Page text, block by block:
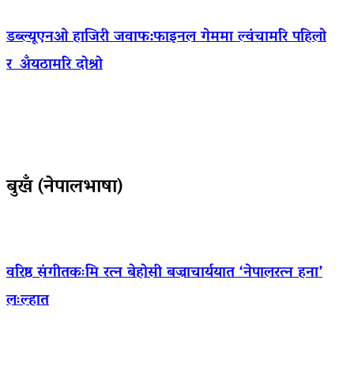
डब्ल्यूएनओ हाजिरी जवाफ:फाइनल गेममा ल्वंचामरि पहिलो
र अँयठामरि दोश्रो
बुखँ (नेपालभाषा)
वरिष्ठ संगीतकःमि रत्न बेहोसी बज्राचार्ययात ‘नेपालरत्न हना’
लःल्हात